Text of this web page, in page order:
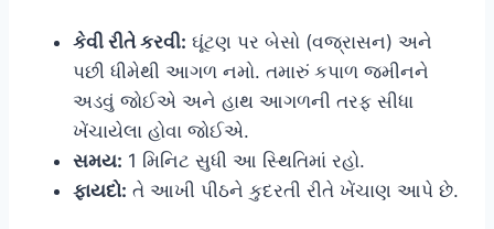
કેવી રીતે કરવી: ઘૂંટણ પર બેસો (વજ્રાસન) અને
પછી ધીમેથી આગળ નમો. તમારું કપાળ જમીનને
અડવું જોઈએ અને હાથ આગળની તરફ સીધા
ખેંચાયેલા હોવા જોઈએ.
સમય: 1 મિનિટ સુધી આ સ્થિતિમાં રહો.
ફાયદો: તે આખી પીઠને કુદરતી રીતે ખેંચાણ આપે છે.